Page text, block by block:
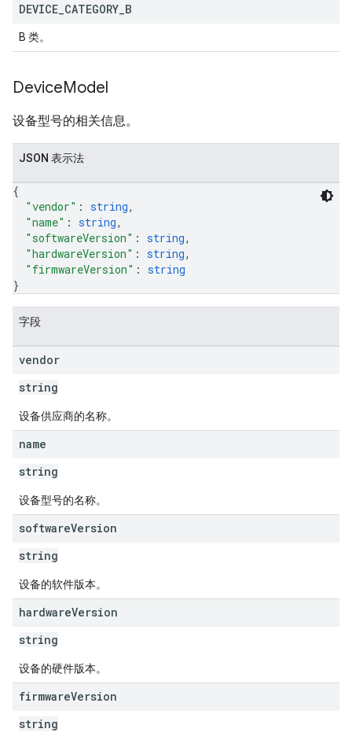
DEVICE CATEGORY B
B 类。
DeviceModel
设备型号的相关信息。
JSON 表示法
{
"vendor" : string,
"name" : string,
"softwareVersion" : string,
"hardwareVersion" : string,
"firmwareVersion" : string
}
字段
vendor
string
设备供应商的名称。
name
string
设备型号的名称。
softwareVersion
string
设备的软件版本。
hardwareVersion
string
设备的硬件版本。
firmwareVersion
string